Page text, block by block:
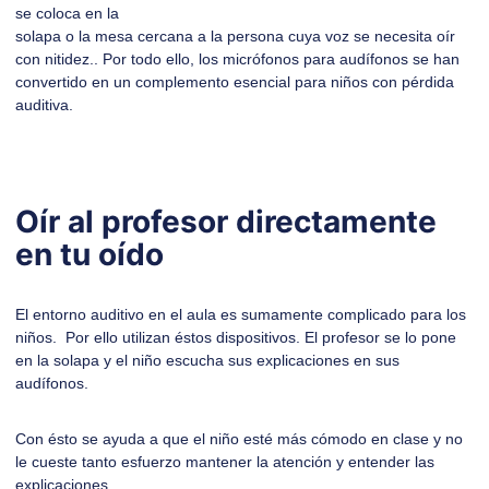
se coloca en la
solapa o la mesa cercana a la persona cuya voz se necesita oír
con nitidez.. Por todo ello, los micrófonos para audífonos se han
convertido en un complemento esencial para niños con pérdida
auditiva.
Oír al profesor directamente
en tu oído
El entorno auditivo en el aula es sumamente complicado para los
niños. Por ello utilizan éstos dispositivos. El profesor se lo pone
en la solapa y el niño escucha sus explicaciones en sus
audífonos.
Con ésto se ayuda a que el niño esté más cómodo en clase y no
le cueste tanto esfuerzo mantener la atención y entender las
explicaciones,